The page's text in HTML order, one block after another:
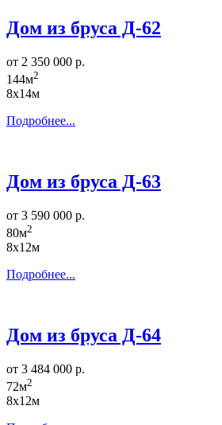
Дом из бруса Д-62
от 2 350 000 р.
144м2
8х14м
Подробнее...
Дом из бруса Д-63
от 3 590 000 р.
80м2
8х12м
Подробнее...
Дом из бруса Д-64
от 3 484 000 р.
72м2
8х12м